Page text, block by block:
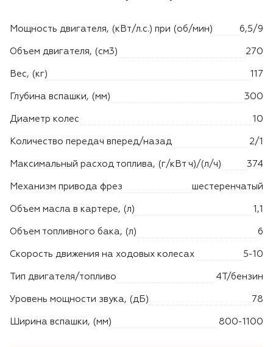
Моющие аппараты
Мощность двигателя, (кВт/л.с.) при (об/мин) 6,5/9
Объем двигателя, (см3) 270
Вес, (кг) 117
Глубина вспашки, (мм) 300
Диаметр колес 10
Количество передач вперед/назад 2/1
Максимальный расход топлива, (г/кВт ч)/(л/ч) 374
Механизм привода фрез шестеренчатый
Объем масла в картере, (л) 1,1
Объем топливного бака, (л) 6
Скорость движения на ходовых колесах 5-10
Тип двигателя/топливо 4Т/бензин
Уровень мощности звука, (дБ) 78
Ширина вспашки, (мм) 800-1100